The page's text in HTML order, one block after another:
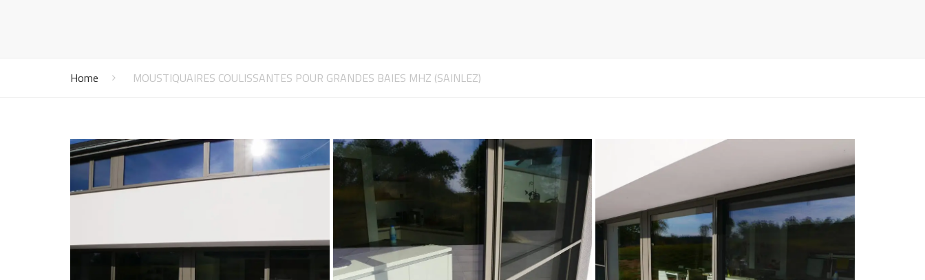
Home MOUSTIQUAIRES COULISSANTES POUR GRANDES BAIES MHZ (SAINLEZ)